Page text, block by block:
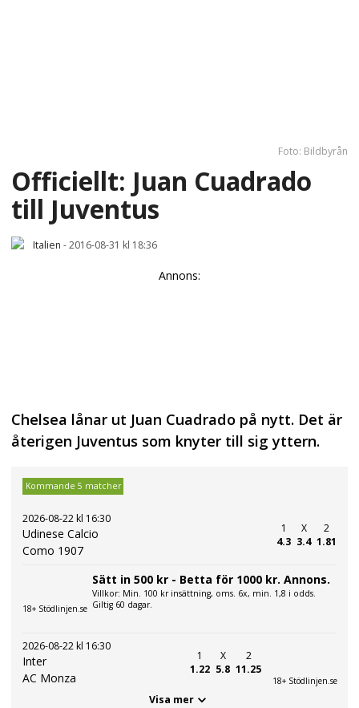
Foto: Bildbyrån
Officiellt: Juan Cuadrado
till Juventus
Italien -2016-08-31 kl 18:36
Annons:
Chelsea lånar ut Juan Cuadrado på nytt. Det är
återigen Juventus som knyter till sig yttern.
Kommande 5 matcher
2026-08-22 kl 16:30
Udinese Calcio
Como 1907
1
4.3
X
3.4
2
1.81
18+ Stödlinjen.se
Sätt in 500 kr - Betta för 1000 kr. Annons.
Villkor: Min. 100 kr insättning, oms. 6x, min. 1,8 i odds.
Giltig 60 dagar.
2026-08-22 kl 16:30
Inter
AC Monza
1
1.22
X
5.8
2
11.25
18+ Stödlinjen.se
Visa mer